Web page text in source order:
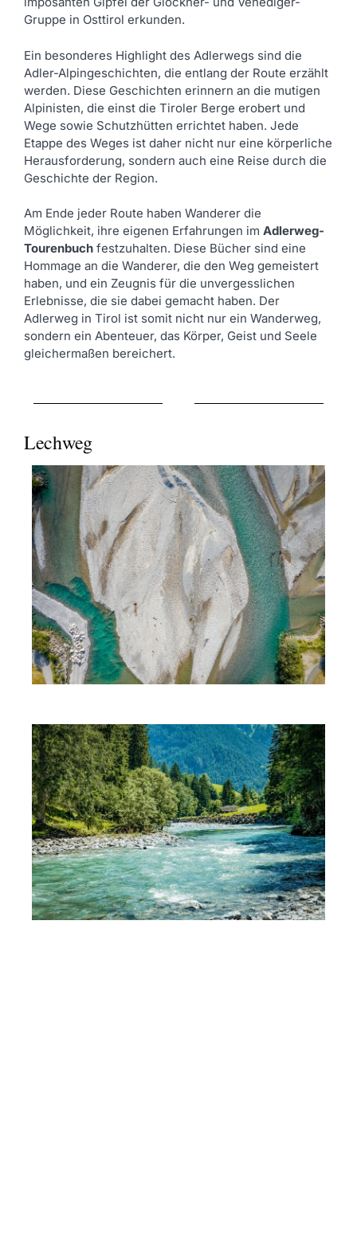
Gruppe in Osttirol erkunden.
Ein besonderes Highlight des Adlerwegs sind die
Adler-Alpingeschichten, die entlang der Route erzählt
werden. Diese Geschichten erinnern an die mutigen
Alpinisten, die einst die Tiroler Berge erobert und
Wege sowie Schutzhütten errichtet haben. Jede
Etappe des Weges ist daher nicht nur eine körperliche
Herausforderung, sondern auch eine Reise durch die
Geschichte der Region.
Am Ende jeder Route haben Wanderer die
Möglichkeit, ihre eigenen Erfahrungen im Adlerweg-
Tourenbuch festzuhalten. Diese Bücher sind eine
Hommage an die Wanderer, die den Weg gemeistert
haben, und ein Zeugnis für die unvergesslichen
Erlebnisse, die sie dabei gemacht haben. Der
Adlerweg in Tirol ist somit nicht nur ein Wanderweg,
sondern ein Abenteuer, das Körper, Geist und Seele
gleichermaßen bereichert.
Lechweg